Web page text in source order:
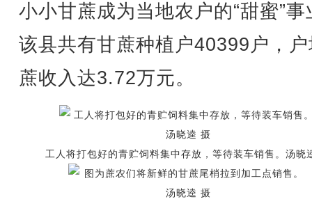
小小甘蔗成为当地农户的“甜蜜”事
该县共有甘蔗种植户40399户，
蔗收入达3.72万元。
工人将打包好的青贮饲料集中存放，等待装车销售。汤晓